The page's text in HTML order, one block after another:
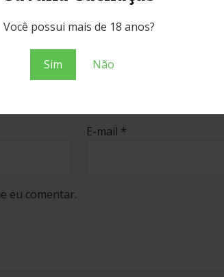
Você possui mais de 18 anos?
Sim Não
E-mail *
eu comentar.